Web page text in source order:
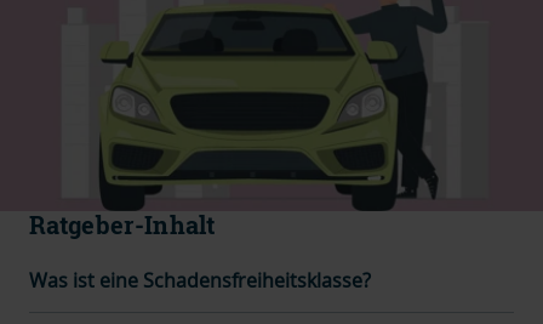
Ratgeber-Inhalt
Was ist eine Schadensfreiheitsklasse?